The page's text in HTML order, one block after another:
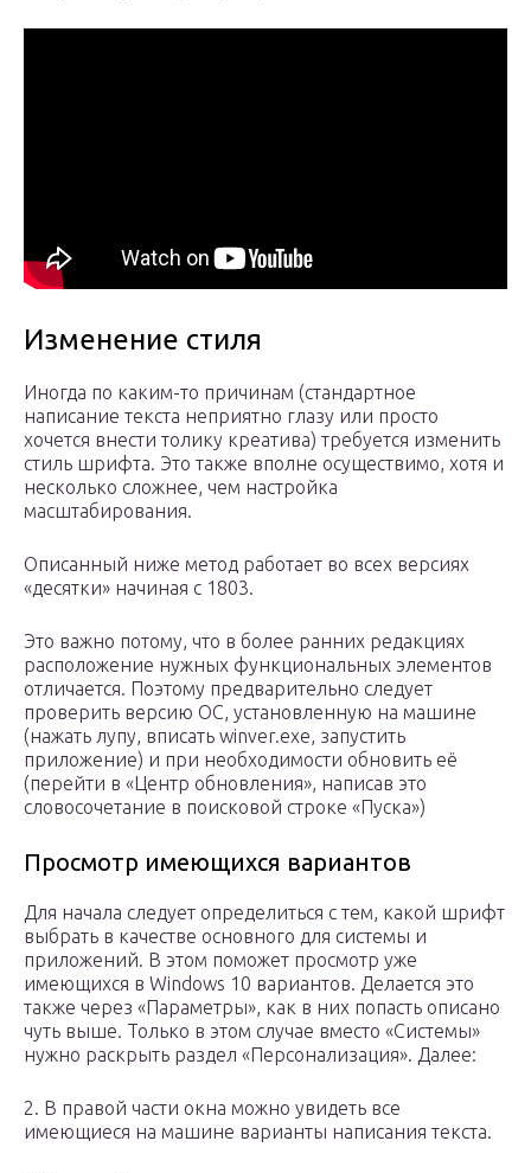
Изменение стиля
Иногда по каким-то причинам (стандартное
написание текста неприятно глазу или просто
хочется внести толику креатива) требуется изменить
стиль шрифта. Это также вполне осуществимо, хотя и
несколько сложнее, чем настройка
масштабирования.
Описанный ниже метод работает во всех версиях
«десятки» начиная с 1803.
Это важно потому, что в более ранних редакциях
расположение нужных функциональных элементов
отличается. Поэтому предварительно следует
проверить версию ОС, установленную на машине
(нажать лупу, вписать winver.exe, запустить
приложение) и при необходимости обновить её
(перейти в «Центр обновления», написав это
словосочетание в поисковой строке «Пуска»)
Просмотр имеющихся вариантов
Для начала следует определиться с тем, какой шрифт
выбрать в качестве основного для системы и
приложений. В этом поможет просмотр уже
имеющихся в Windows 10 вариантов. Делается это
также через «Параметры», как в них попасть описано
чуть выше. Только в этом случае вместо «Системы»
нужно раскрыть раздел «Персонализация». Далее:
2. В правой части окна можно увидеть все
имеющиеся на машине варианты написания текста.